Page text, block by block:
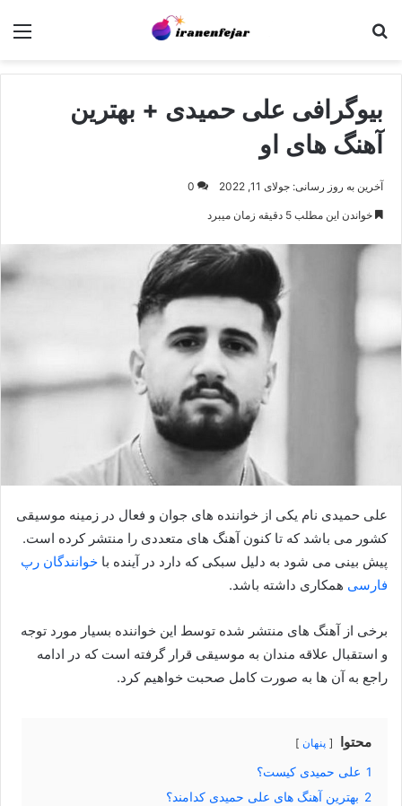
بیوگرافی علی حمیدی + بهترین
آهنگ های او
آخرین به روز رسانی: جولای 11, 2022 0
خواندن این مطلب 5 دقیقه زمان میبرد
علی حمیدی نام یکی از خواننده های جوان و فعال در زمینه موسیقی
کشور می باشد که تا کنون آهنگ های متعددی را منتشر کرده است.
پیش بینی می شود به دلیل سبکی که دارد در آینده با خوانندگان رپ
فارسی همکاری داشته باشد.
برخی از آهنگ های منتشر شده توسط این خواننده بسیار مورد توجه
و استقبال علاقه مندان به موسیقی قرار گرفته است که در ادامه
راجع به آن ها به صورت کامل صحبت خواهیم کرد.
محتوا پنهان
1 علی حمیدی کیست؟
2 بهترین آهنگ های علی حمیدی کدامند؟